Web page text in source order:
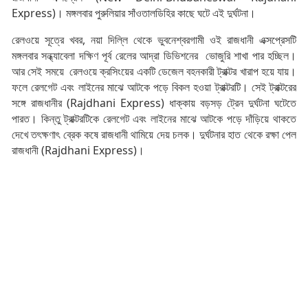
Express)। মঙ্গলবার পুরুলিয়ার সাঁওতালডিহির কাছে ঘটে এই দুর্ঘটনা।
রেলওয়ে সূত্রে খবর, নয়া দিল্লি থেকে ভুবনেশ্বরগামী ওই রাজধানী এক্সপ্রেসটি
মঙ্গলবার সন্ধ্যাবেলা দক্ষিণ পূর্ব রেলের আদ্রা ডিভিশনের ভোজুরি শাখা পার হচ্ছিল।
আর সেই সময়ে রেলওয়ে ক্রসিংয়ের একটি ডেজেল বহনকারী ট্রাক্টর খারাপ হয়ে যায়।
ফলে রেলগেট এবং লাইনের মাঝে আটকে পড়ে বিকল হওয়া ট্রাক্টরটি। সেই ট্রাক্টরের
সঙ্গে রাজধানীর (Rajdhani Express) ধাক্কায় বড়সড় ট্রেন দুর্ঘটনা ঘটেতে
পারত। কিন্তু ট্রাক্টরটিকে রেলগেট এবং লাইনের মাঝে আটকে পড়ে দাঁড়িয়ে থাকতে
দেখে তৎক্ষণাৎ ব্রেক কষে রাজধানী থামিয়ে দেয় চলক। দুর্ঘটনার হাত থেকে রক্ষা পেল
রাজধানী (Rajdhani Express)।